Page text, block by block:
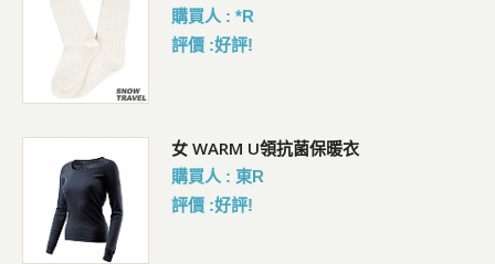
購買人 : *R
評價 :好評!
女 WARM U領抗菌保暖衣
購買人 : 東R
評價 :好評!